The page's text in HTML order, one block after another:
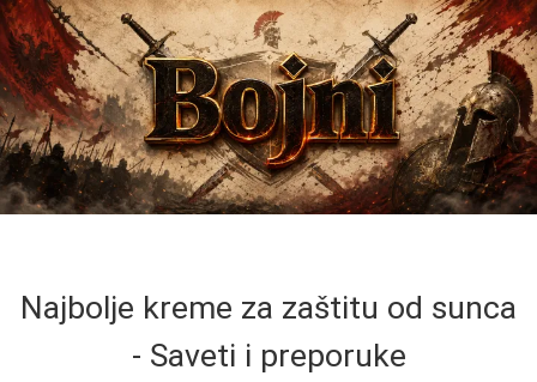
Najbolje kreme za zaštitu od sunca
- Saveti i preporuke